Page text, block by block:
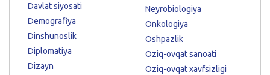
Davlat siyosati
Demografiya
Dinshunoslik
Diplomatiya
Dizayn
Neyrobiologiya
Onkologiya
Oshpazlik
Oziq-ovqat sanoati
Oziq-ovqat xavfsizligi